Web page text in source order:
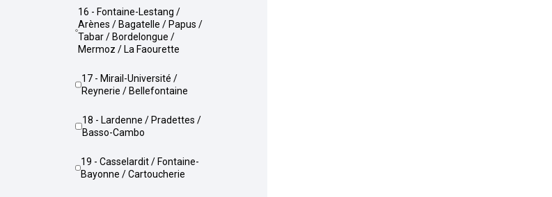
16 - Fontaine-Lestang /
Arènes / Bagatelle / Papus /
Tabar / Bordelongue /
Mermoz / La Faourette
17 - Mirail-Université /
Reynerie / Bellefontaine
18 - Lardenne / Pradettes /
Basso-Cambo
19 - Casselardit / Fontaine-
Bayonne / Cartoucherie